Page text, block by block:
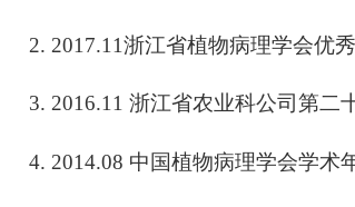
2. 2017.11浙江省植物病理学会优
3. 2016.11 浙江省农业科公司第二
4. 2014.08 中国植物病理学会学术